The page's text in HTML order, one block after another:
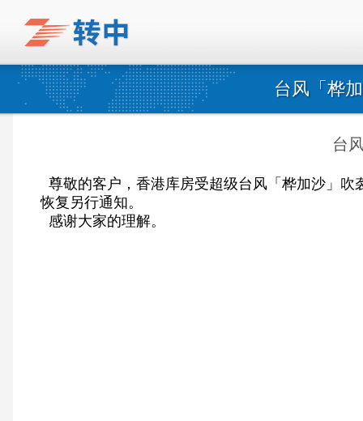
台风「桦
台
尊敬的客户，香港库房受超级台风「桦加沙」
恢复另行通知。
感谢大家的理解。